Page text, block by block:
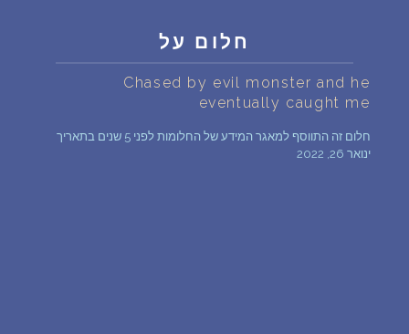
על מה חולמים
חלומות נפוצים
חלום על
Chased by evil monster and he
eventually caught me
חלום זה התווסף למאגר המידע של החלומות לפני 5 שנים בתאריך
ינואר 26, 2022